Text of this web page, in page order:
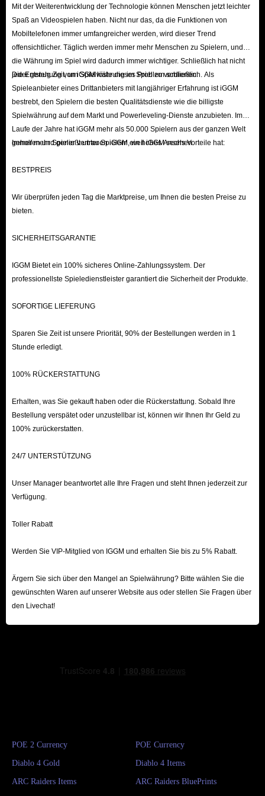
Unlocking Premium Features: Some exclusive or premium features
within the app may require SUGO coins, enhancing the overall
experience for paying users.
content creators on the platform, as these virtual gifts can often be
converted into revenue for them.
Enhancing the Experience: The more coins you have, the more
activities that require coins you can participate in, resulting in a richer
and more interactive app experience.
In short, IGGM, as the top-tier Sugo app coin recharge platform, offers
favorite streamers!
Mit der Weiterentwicklung der Technologie können Menschen jetzt leichter
Spaß an Videospielen haben. Nicht nur das, da die Funktionen von
Mobiltelefonen immer umfangreicher werden, wird dieser Trend
offensichtlicher. Täglich werden immer mehr Menschen zu Spielern, und
die Währung im Spiel wird dadurch immer wichtiger. Schließlich hat nicht
jeder genug Zeit, um Spielwährung im Spiel zu verdienen.
Die Entstehung von iGGM löste dieses Problem schließlich. Als
Spieleanbieter eines Drittanbieters mit langjähriger Erfahrung ist iGGM
bestrebt, den Spielern die besten Qualitätsdienste wie die billigste
Spielwährung auf dem Markt und Powerleveling-Dienste anzubieten. Im
Laufe der Jahre hat iGGM mehr als 50.000 Spielern aus der ganzen Welt
geholfen und genießt unter Spielern ein hohes Ansehen.
Immer mehr Spieler vertrauen iGGM, weil iGGM sechs Vorteile hat:
BESTPREIS
Wir überprüfen jeden Tag die Marktpreise, um Ihnen die besten Preise zu
bieten.
SICHERHEITSGARANTIE
IGGM Bietet ein 100% sicheres Online-Zahlungssystem. Der
professionellste Spieledienstleister garantiert die Sicherheit der Produkte.
SOFORTIGE LIEFERUNG
Sparen Sie Zeit ist unsere Priorität, 90% der Bestellungen werden in 1
Stunde erledigt.
100% RÜCKERSTATTUNG
Erhalten, was Sie gekauft haben oder die Rückerstattung. Sobald Ihre
Bestellung verspätet oder unzustellbar ist, können wir Ihnen Ihr Geld zu
100% zurückerstatten.
24/7 UNTERSTÜTZUNG
Unser Manager beantwortet alle Ihre Fragen und steht Ihnen jederzeit zur
Verfügung.
Toller Rabatt
Werden Sie VIP-Mitglied von IGGM und erhalten Sie bis zu 5% Rabatt.
Ärgern Sie sich über den Mangel an Spielwährung? Bitte wählen Sie die
gewünschten Waren auf unserer Website aus oder stellen Sie Fragen über
den Livechat!
POE 2 Currency POE Currency
Diablo 4 Gold Diablo 4 Items
ARC Raiders Items ARC Raiders BluePrints